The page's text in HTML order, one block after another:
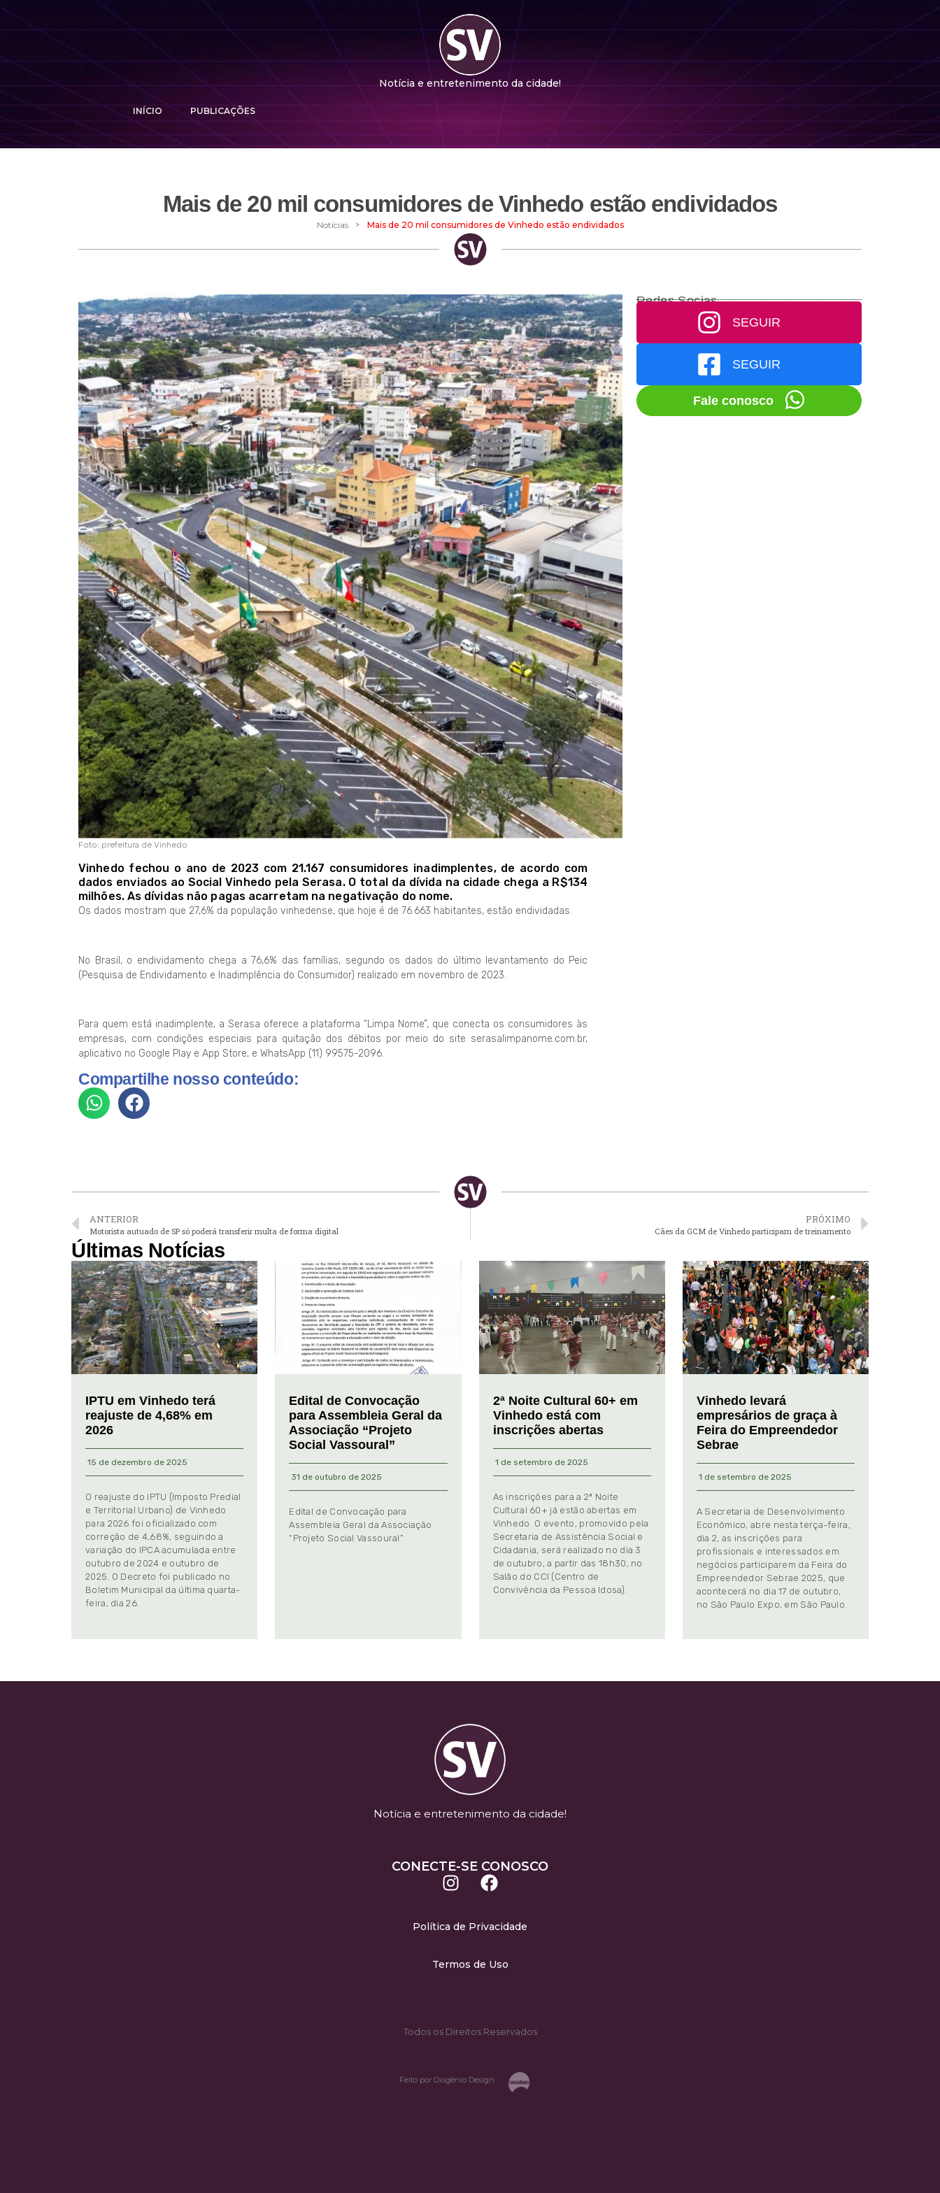
Notícia e entretenimento da cidade!
INÍCIO PUBLICAÇÕES
Mais de 20 mil consumidores de Vinhedo estão endividados
Notícias > Mais de 20 mil consumidores de Vinhedo estão endividados
Foto: prefeitura de Vinhedo
Vinhedo fechou o ano de 2023 com 21.167 consumidores inadimplentes, de acordo com
dados enviados ao Social Vinhedo pela Serasa. O total da dívida na cidade chega a R$134
milhões. As dívidas não pagas acarretam na negativação do nome.
Os dados mostram que 27,6% da população vinhedense, que hoje é de 76.663 habitantes, estão endividadas.
No Brasil, o endividamento chega a 76,6% das famílias, segundo os dados do último levantamento do Peic
(Pesquisa de Endividamento e Inadimplência do Consumidor) realizado em novembro de 2023.
Para quem está inadimplente, a Serasa oferece a plataforma “Limpa Nome”, que conecta os consumidores às
empresas, com condições especiais para quitação dos débitos por meio do site serasalimpanome.com.br,
aplicativo no Google Play e App Store, e WhatsApp (11) 99575-2096.
Compartilhe nosso conteúdo:
Redes Socias
SEGUIR
SEGUIR
Fale conosco
ANTERIOR
Motorista autuado de SP só poderá transferir multa de forma digital
PRÓXIMO
Cães da GCM de Vinhedo participam de treinamento
Últimas Notícias
IPTU em Vinhedo terá
reajuste de 4,68% em
2026
15 de dezembro de 2025
O reajuste do IPTU (Imposto Predial
e Territorial Urbano) de Vinhedo
para 2026 foi oficializado com
correção de 4,68%, seguindo a
variação do IPCA acumulada entre
outubro de 2024 e outubro de
2025. O Decreto foi publicado no
Boletim Municipal da última quarta-
feira, dia 26.
Edital de Convocação
para Assembleia Geral da
Associação “Projeto
Social Vassoural”
31 de outubro de 2025
Edital de Convocação para
Assembleia Geral da Associação
“Projeto Social Vassoural”
2ª Noite Cultural 60+ em
Vinhedo está com
inscrições abertas
1 de setembro de 2025
As inscrições para a 2ª Noite
Cultural 60+ já estão abertas em
Vinhedo. O evento, promovido pela
Secretaria de Assistência Social e
Cidadania, será realizado no dia 3
de outubro, a partir das 18h30, no
Salão do CCI (Centro de
Convivência da Pessoa Idosa).
Vinhedo levará
empresários de graça à
Feira do Empreendedor
Sebrae
1 de setembro de 2025
A Secretaria de Desenvolvimento
Econômico, abre nesta terça-feira,
dia 2, as inscrições para
profissionais e interessados em
negócios participarem da Feira do
Empreendedor Sebrae 2025, que
acontecerá no dia 17 de outubro,
no São Paulo Expo, em São Paulo.
Notícia e entretenimento da cidade!
CONECTE-SE CONOSCO
Política de Privacidade
Termos de Uso
Todos os Direitos Reservados
Feito por Oxigênio Design